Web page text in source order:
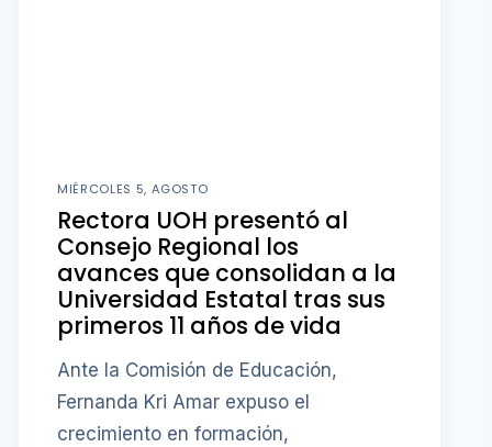
MIÉRCOLES 5, AGOSTO
Rectora UOH presentó al
Consejo Regional los
avances que consolidan a la
Universidad Estatal tras sus
primeros 11 años de vida
Ante la Comisión de Educación,
Fernanda Kri Amar expuso el
crecimiento en formación,